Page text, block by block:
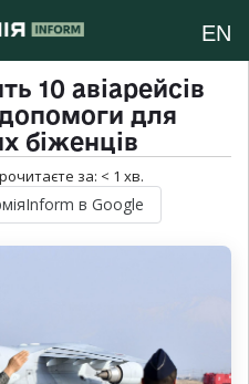
EN
10 авіарейсів
для
біженців
за: < 1 хв.
в Google